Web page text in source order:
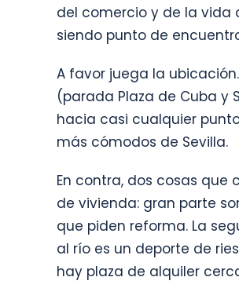
del comercio y de la vida
siendo punto de
A favor juega la
(parada Plaza de Cuba y
hacia casi cualquier
más cómodos de Sevilla.
En contra, dos cosas que
de vivienda: gran parte
que piden reforma. La
al río es un deporte de
hay plaza de alquiler